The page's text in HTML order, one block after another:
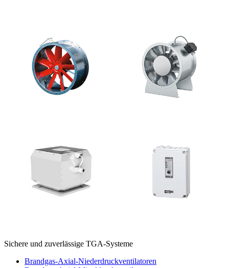
Sichere und zuverlässige TGA-Systeme
Brandgas-Axial-Niederdruckventilatoren